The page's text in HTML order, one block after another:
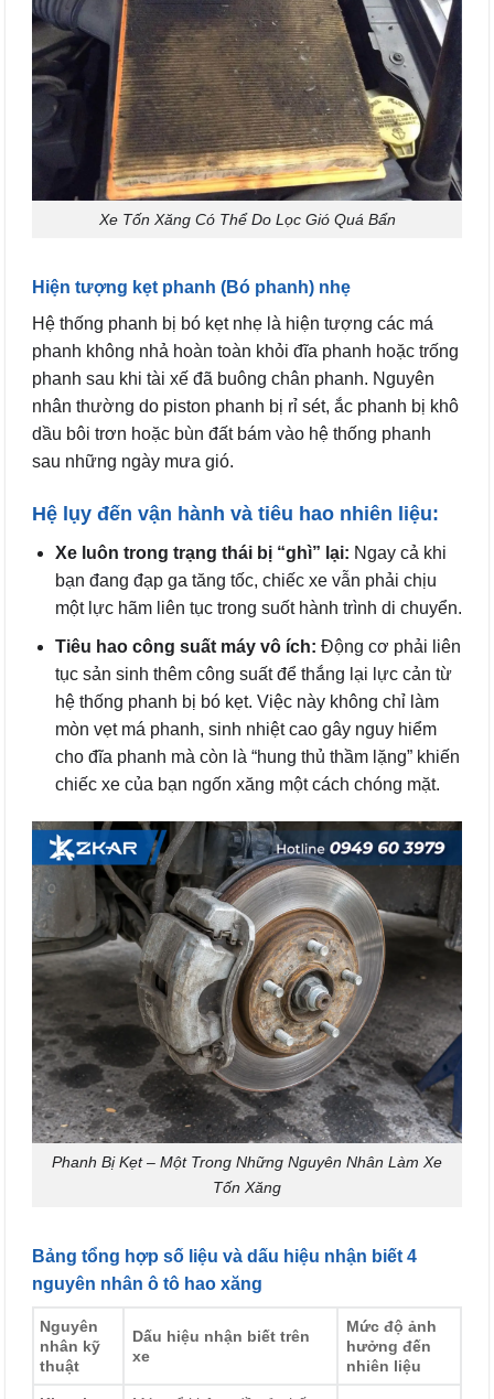
Xe Tốn Xăng Có Thể Do Lọc Gió Quá Bẩn
Hiện tượng kẹt phanh (Bó phanh) nhẹ
Hệ thống phanh bị bó kẹt nhẹ là hiện tượng các má
phanh không nhả hoàn toàn khỏi đĩa phanh hoặc trống
phanh sau khi tài xế đã buông chân phanh. Nguyên
nhân thường do piston phanh bị rỉ sét, ắc phanh bị khô
dầu bôi trơn hoặc bùn đất bám vào hệ thống phanh
sau những ngày mưa gió.
Hệ lụy đến vận hành và tiêu hao nhiên liệu:
Xe luôn trong trạng thái bị “ghì” lại: Ngay cả khi
bạn đang đạp ga tăng tốc, chiếc xe vẫn phải chịu
một lực hãm liên tục trong suốt hành trình di chuyển.
Tiêu hao công suất máy vô ích: Động cơ phải liên
tục sản sinh thêm công suất để thắng lại lực cản từ
hệ thống phanh bị bó kẹt. Việc này không chỉ làm
mòn vẹt má phanh, sinh nhiệt cao gây nguy hiểm
cho đĩa phanh mà còn là “hung thủ thầm lặng” khiến
chiếc xe của bạn ngốn xăng một cách chóng mặt.
Phanh Bị Kẹt – Một Trong Những Nguyên Nhân Làm Xe
Tốn Xăng
Bảng tổng hợp số liệu và dấu hiệu nhận biết 4
nguyên nhân ô tô hao xăng
Nguyên
nhân kỹ
thuật
Dấu hiệu nhận biết trên
xe
Mức độ ảnh
hưởng đến
nhiên liệu